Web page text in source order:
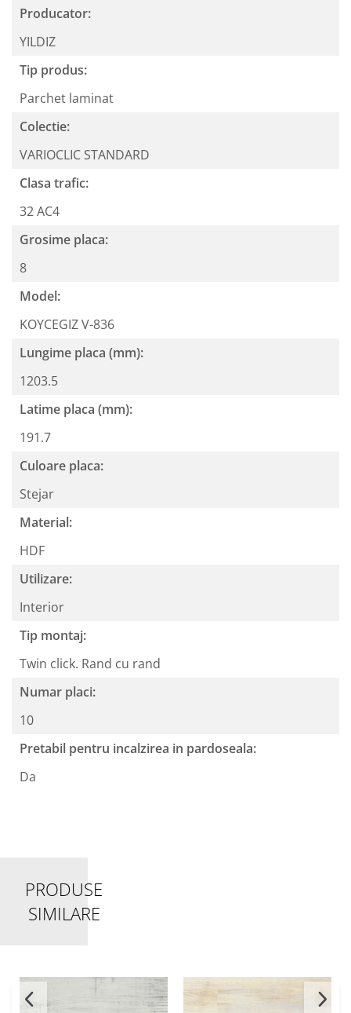
Producator:
YILDIZ
Tip produs:
Parchet laminat
Colectie:
VARIOCLIC STANDARD
Clasa trafic:
32 AC4
Grosime placa:
8
Model:
KOYCEGIZ V-836
Lungime placa (mm):
1203.5
Latime placa (mm):
191.7
Culoare placa:
Stejar
Material:
HDF
Utilizare:
Interior
Tip montaj:
Twin click. Rand cu rand
Numar placi:
10
Pretabil pentru incalzirea in pardoseala:
Da
PRODUSE
SIMILARE